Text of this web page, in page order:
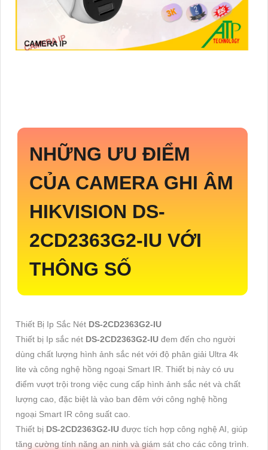
NHỮNG ƯU ĐIỂM
CỦA CAMERA GHI ÂM
HIKVISION DS-
2CD2363G2-IU VỚI
THÔNG SỐ
Thiết Bị Ip Sắc Nét DS-2CD2363G2-IU
Thiết bị Ip sắc nét DS-2CD2363G2-IU đem đến cho người
dùng chất lượng hình ảnh sắc nét với độ phân giải Ultra 4k
lite và công nghệ hồng ngoại Smart IR. Thiết bị này có ưu
điểm vượt trội trong việc cung cấp hình ảnh sắc nét và chất
lượng cao, đặc biệt là vào ban đêm với công nghệ hồng
ngoại Smart IR công suất cao.
Thiết bị DS-2CD2363G2-IU được tích hợp công nghệ AI, giúp
tăng cường tính năng an ninh và giám sát cho các công trình.